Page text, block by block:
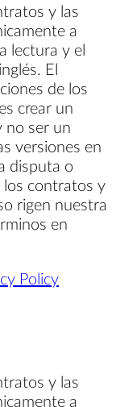
y las
a
lectura y el
El
de los
crear un
no ser un
versiones en
disputa o
los contratos y
rigen nuestra
en
Policy
y las
a